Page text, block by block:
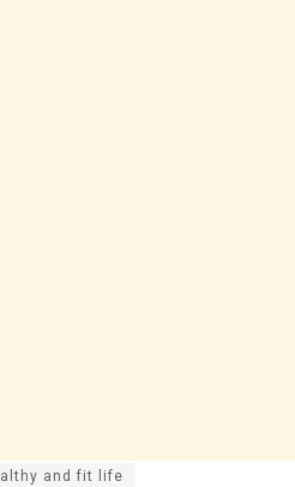
and fit life